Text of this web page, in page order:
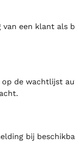
een klant als
de wachtlijst
bij